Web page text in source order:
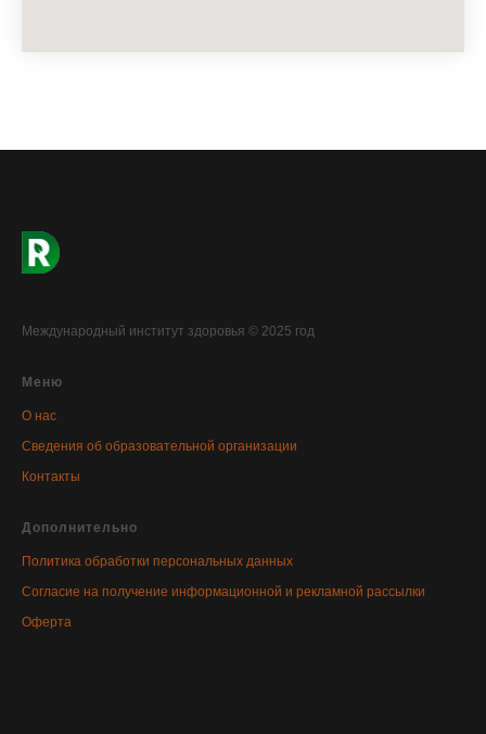
Международный институт здоровья © 2025 год
Меню
О нас
Сведения об образовательной организации
Контакты
Дополнительно
Политика обработки персональных данных
Согласие на получение информационной и рекламной рассылки
Оферта